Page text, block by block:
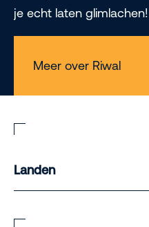
je echt laten glimlachen!
Meer over Riwal
Landen